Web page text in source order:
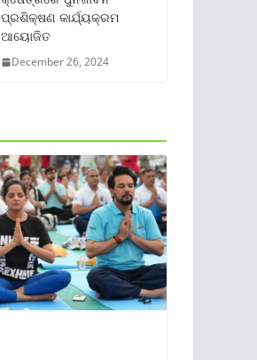
ପ୍ରଶିକ୍ଷଣ କାର୍ଯ୍ୟକ୍ରମ
ଆୟୋଜିତ
December 26, 2024